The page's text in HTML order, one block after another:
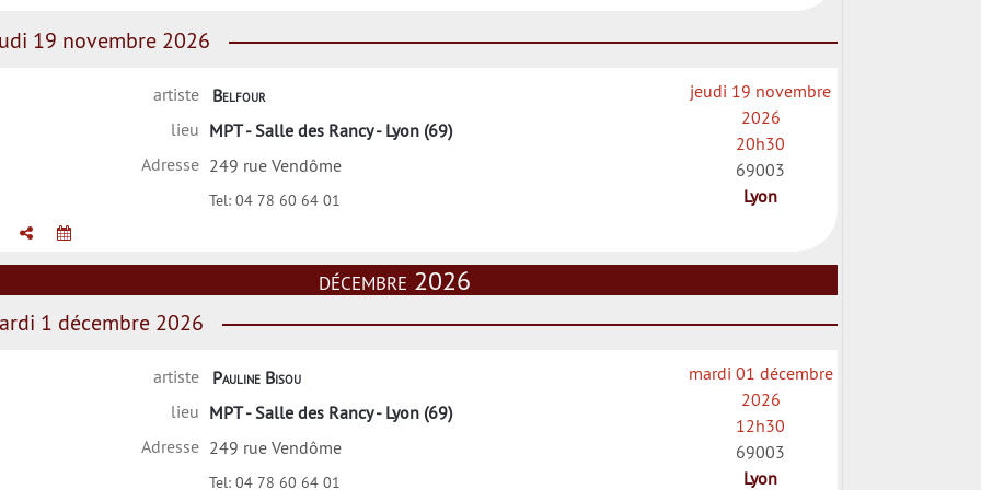
19 novembre 2026
artiste
Belfour
lieu MPT - Salle des Rancy - Lyon (69)
Adresse 249 rue Vendôme
Tel:04 78 60 64 01
jeudi 19 novembre
2026
20h30
69003
Lyon
décembre 2026
1 décembre 2026
artiste
Pauline Bisou
lieu MPT - Salle des Rancy - Lyon (69)
Adresse 249 rue Vendôme
Tel:04 78 60 64 01
mardi 01 décembre
2026
12h30
69003
Lyon